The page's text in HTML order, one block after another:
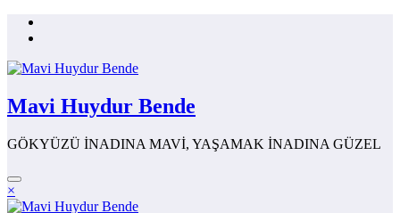
İçeriğe
Mavi Huydur Bende
GÖKYÜZÜ İNADINA MAVİ, YAŞAMAK İNADINA GÜZEL
×